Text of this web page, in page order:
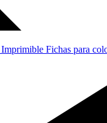
Imprimible Fichas para